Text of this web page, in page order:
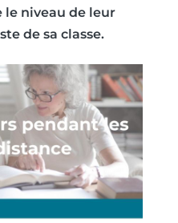
le niveau de leur
de sa classe.